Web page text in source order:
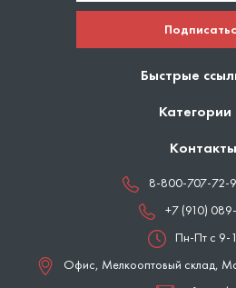
Быстрые
Категории
Контакты
8-800-707-72-
+7 (910)
Пн-Пт с 9-
Офис, Мелкооптовый склад,